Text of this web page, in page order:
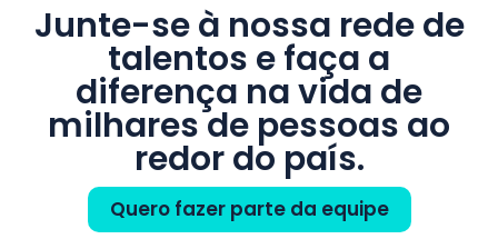
Junte-se à nossa rede de
talentos e faça a
diferença na vida de
milhares de pessoas ao
redor do país.
Quero fazer parte da equipe